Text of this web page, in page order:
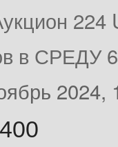
224
в СРЕДУ
2024,